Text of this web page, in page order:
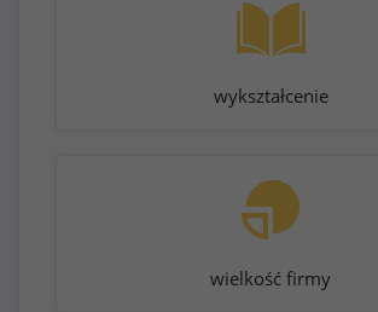
wykształcenie
wielkość firmy